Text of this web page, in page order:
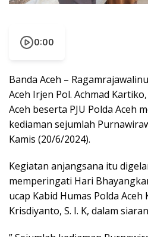
0:00
Banda Aceh –
Aceh Irjen Pol. Achmad Kartiko,
Aceh beserta PJU Polda Aceh
kediaman sejumlah
Kamis (20/6/2024).
Kegiatan anjangsana itu
memperingati Hari
ucap Kabid Humas Polda Aceh
Krisdiyanto, S. I. K, dalam